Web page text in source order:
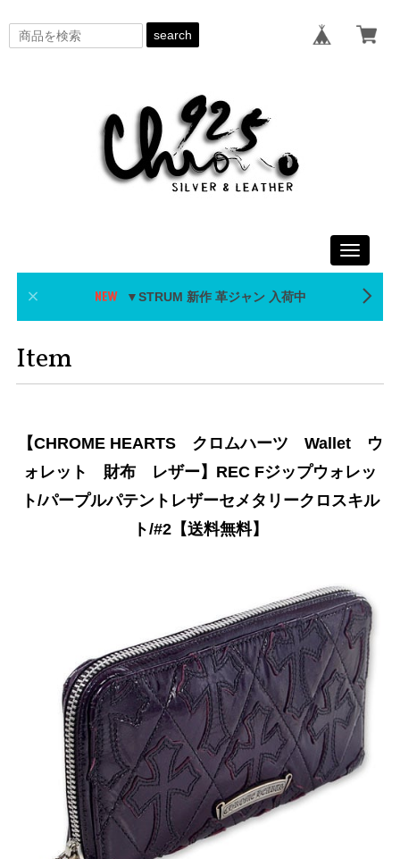
search
Toggle
▼STRUM 新作 革ジャン 入荷中
Item
【CHROME HEARTS クロムハーツ Wallet ウ
ォレット 財布 レザー】REC Fジップウォレッ
ト/パープルパテントレザーセメタリークロスキル
ト/#2【送料無料】